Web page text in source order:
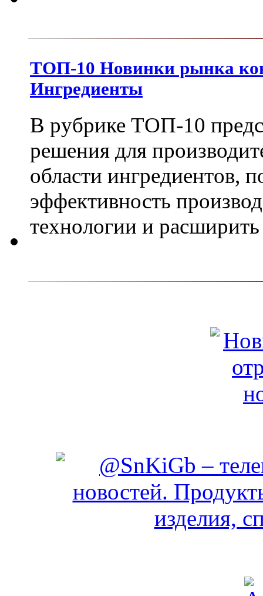
ТОП-10 Новинки рынка
Ингредиенты
В рубрике ТОП-10
решения для
области ингредиентов,
эффективность
технологии и расширить